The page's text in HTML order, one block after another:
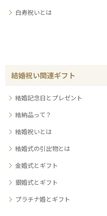
白寿祝いとは
結婚祝い関連ギフト
結婚記念日とプレゼント
結納品って？
結婚祝いとは
結婚式の引出物とは
金婚式とギフト
銀婚式とギフト
プラチナ婚とギフト